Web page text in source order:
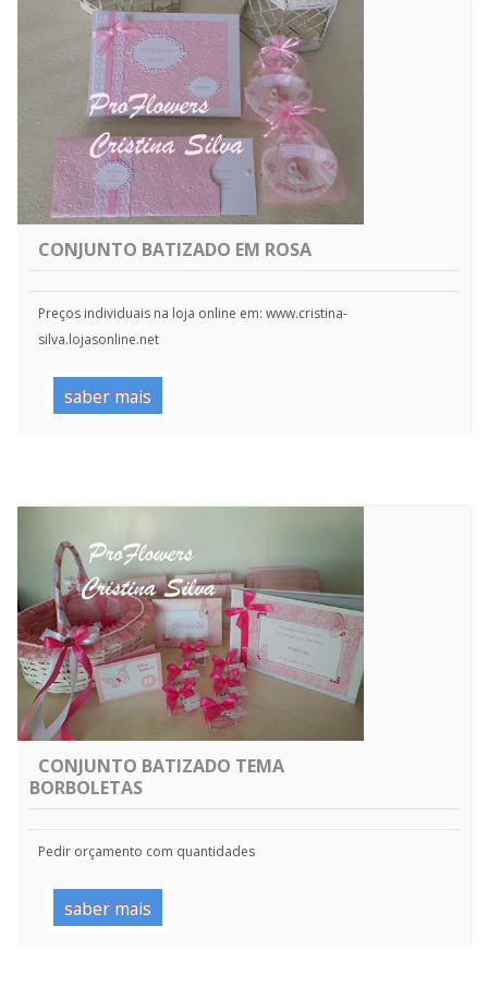
CONJUNTO BATIZADO EM ROSA
Preços individuais na loja online em: www.cristina-
silva.lojasonline.net
saber mais
CONJUNTO BATIZADO TEMA
BORBOLETAS
Pedir orçamento com quantidades
saber mais